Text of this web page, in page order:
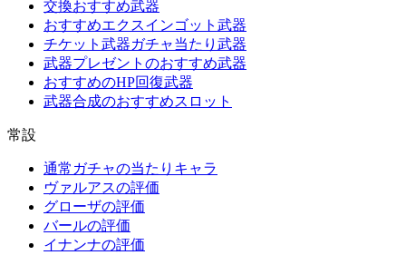
交換おすすめ武器
おすすめエクスインゴット武器
チケット武器ガチャ当たり武器
武器プレゼントのおすすめ武器
おすすめのHP回復武器
武器合成のおすすめスロット
常設
通常ガチャの当たりキャラ
ヴァルアスの評価
グローザの評価
バールの評価
イナンナの評価